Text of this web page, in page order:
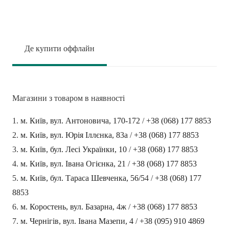
Де купити оффлайн
Магазини з товаром в наявності
1. м. Київ, вул. Антоновича, 170-172 /+38 (068) 177 8853
2. м. Київ, вул. Юрія Іллєнка, 83а /+38 (068) 177 8853
3. м. Київ, бул. Лесі Українки, 10 /+38 (068) 177 8853
4. м. Київ, вул. Івана Огієнка, 21 /+38 (068) 177 8853
5. м. Київ, бул. Тараса Шевченка, 56/54 /+38 (068) 177
8853
6. м. Коростень, вул. Базарна, 4ж /+38 (068) 177 8853
7. м. Чернігів, вул. Івана Мазепи, 4 /+38 (095) 910 4869